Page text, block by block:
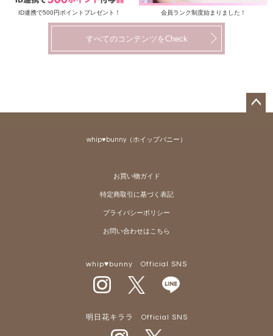
ID連携で500円ポイントプレゼント！ 会員ランク制度始まりました！
すべてのコンテンツをCheck
whip♥bunny（ホイップバニー）
お買い物ガイド
特定商取引に基づく表記
プライバシーポリシー
お問い合わせはこちら
whip♥bunny Official SNS
明日花キララ Official SNS